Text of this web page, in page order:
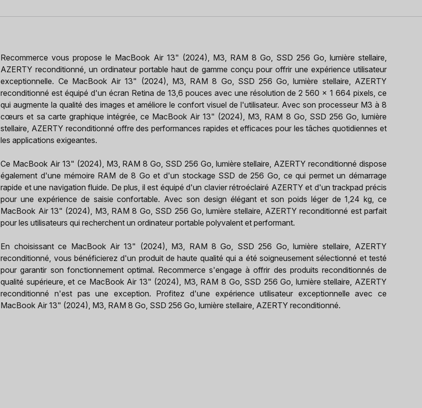
Recommerce vous propose le MacBook Air 13" (2024), M3, RAM 8 Go, SSD 256 Go, lumière stellaire,
AZERTY reconditionné, un ordinateur portable haut de gamme conçu pour offrir une expérience utilisateur
exceptionnelle. Ce MacBook Air 13" (2024), M3, RAM 8 Go, SSD 256 Go, lumière stellaire, AZERTY
reconditionné est équipé d'un écran Retina de 13,6 pouces avec une résolution de 2 560 x 1 664 pixels, ce
qui augmente la qualité des images et améliore le confort visuel de l'utilisateur. Avec son processeur M3 à 8
cœurs et sa carte graphique intégrée, ce MacBook Air 13" (2024), M3, RAM 8 Go, SSD 256 Go, lumière
stellaire, AZERTY reconditionné offre des performances rapides et efficaces pour les tâches quotidiennes et
les applications exigeantes.
Ce MacBook Air 13" (2024), M3, RAM 8 Go, SSD 256 Go, lumière stellaire, AZERTY reconditionné dispose
également d'une mémoire RAM de 8 Go et d'un stockage SSD de 256 Go, ce qui permet un démarrage
rapide et une navigation fluide. De plus, il est équipé d'un clavier rétroéclairé AZERTY et d'un trackpad précis
pour une expérience de saisie confortable. Avec son design élégant et son poids léger de 1,24 kg, ce
MacBook Air 13" (2024), M3, RAM 8 Go, SSD 256 Go, lumière stellaire, AZERTY reconditionné est parfait
pour les utilisateurs qui recherchent un ordinateur portable polyvalent et performant.
En choisissant ce MacBook Air 13" (2024), M3, RAM 8 Go, SSD 256 Go, lumière stellaire, AZERTY
reconditionné, vous bénéficierez d'un produit de haute qualité qui a été soigneusement sélectionné et testé
pour garantir son fonctionnement optimal. Recommerce s'engage à offrir des produits reconditionnés de
qualité supérieure, et ce MacBook Air 13" (2024), M3, RAM 8 Go, SSD 256 Go, lumière stellaire, AZERTY
reconditionné n'est pas une exception. Profitez d'une expérience utilisateur exceptionnelle avec ce
MacBook Air 13" (2024), M3, RAM 8 Go, SSD 256 Go, lumière stellaire, AZERTY reconditionné.